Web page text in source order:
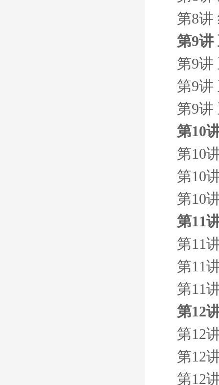
第8讲
第9讲
第9讲
第9讲
第9讲
第10
第10
第10
第10
第11
第11
第11
第11
第12
第12
第12
第12